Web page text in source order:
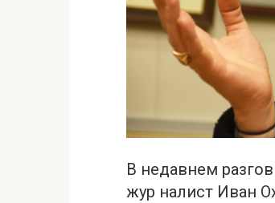
В недавнем
жур налист Иван